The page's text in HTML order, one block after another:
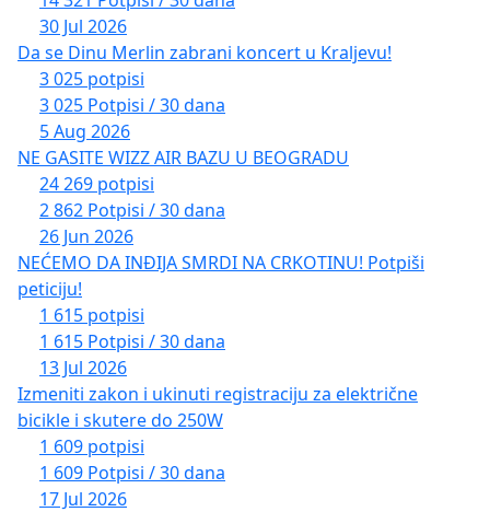
30 Jul 2026
Da se Dinu Merlin zabrani koncert u Kraljevu!
3 025 potpisi
3 025 Potpisi / 30 dana
5 Aug 2026
NE GASITE WIZZ AIR BAZU U BEOGRADU
24 269 potpisi
2 862 Potpisi / 30 dana
26 Jun 2026
NEĆEMO DA INĐIJA SMRDI NA CRKOTINU! Potpiši
peticiju!
1 615 potpisi
1 615 Potpisi / 30 dana
13 Jul 2026
Izmeniti zakon i ukinuti registraciju za električne
bicikle i skutere do 250W
1 609 potpisi
1 609 Potpisi / 30 dana
17 Jul 2026